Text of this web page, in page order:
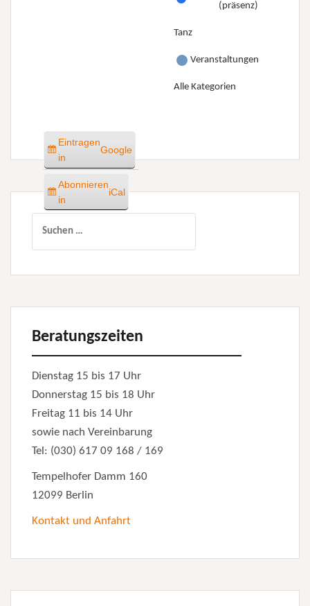
(präsenz)
Tanz
Veranstaltungen
Alle Kategorien
Eintragen
in
Google
Abonnieren
in
iCal
Beratungszeiten
Dienstag 15 bis 17 Uhr
Donnerstag 15 bis 18 Uhr
Freitag 11 bis 14 Uhr
sowie nach Vereinbarung
Tel: (030) 617 09 168 / 169
Tempelhofer Damm 160
12099 Berlin
Kontakt und Anfahrt